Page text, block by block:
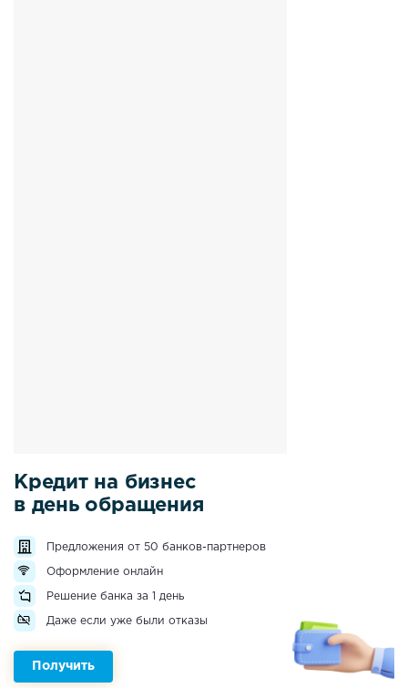
Кредит на бизнес
в день обращения
Предложения от 50 банков-партнеров
Оформление онлайн
Решение банка за 1 день
Даже если уже были отказы
Получить